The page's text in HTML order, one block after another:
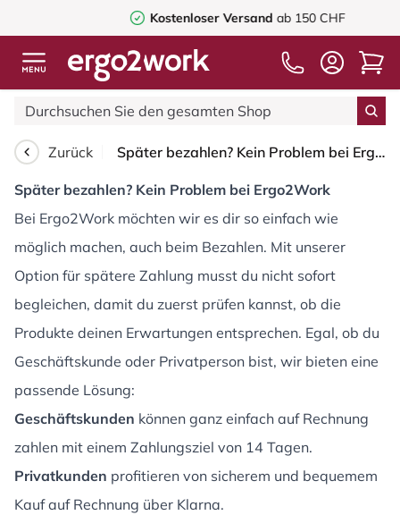
Kostenloser Versandab 150 CHF
Zurück Später bezahlen? Kein Problem bei Ergo2Work
Später bezahlen? Kein Problem bei Ergo2Work
Bei Ergo2Work möchten wir es dir so einfach wie
möglich machen, auch beim Bezahlen. Mit unserer
Option für spätere Zahlung musst du nicht sofort
begleichen, damit du zuerst prüfen kannst, ob die
Produkte deinen Erwartungen entsprechen. Egal, ob du
Geschäftskunde oder Privatperson bist, wir bieten eine
passende Lösung:
Geschäftskunden können ganz einfach auf Rechnung
zahlen mit einem Zahlungsziel von 14 Tagen.
Privatkunden profitieren von sicherem und bequemem
Kauf auf Rechnung über Klarna.